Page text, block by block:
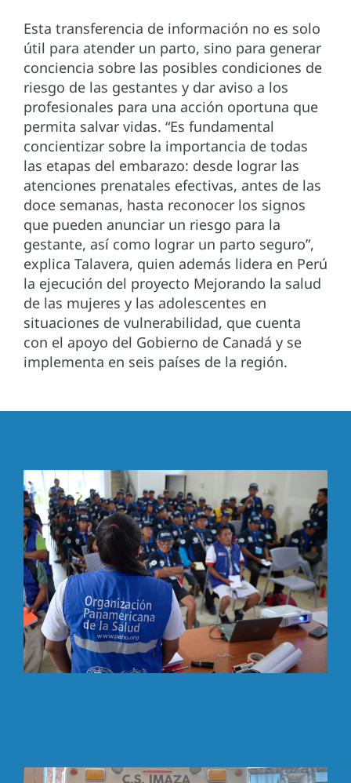
Esta transferencia de información no es solo
útil para atender un parto, sino para generar
conciencia sobre las posibles condiciones de
riesgo de las gestantes y dar aviso a los
profesionales para una acción oportuna que
permita salvar vidas. “Es fundamental
concientizar sobre la importancia de todas
las etapas del embarazo: desde lograr las
atenciones prenatales efectivas, antes de las
doce semanas, hasta reconocer los signos
que pueden anunciar un riesgo para la
gestante, así como lograr un parto seguro”,
explica Talavera, quien además lidera en Perú
la ejecución del proyecto Mejorando la salud
de las mujeres y las adolescentes en
situaciones de vulnerabilidad, que cuenta
con el apoyo del Gobierno de Canadá y se
implementa en seis países de la región.